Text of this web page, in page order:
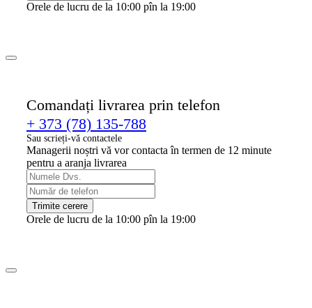
Orele de lucru de la 10:00 pîn la 19:00
Comandați livrarea prin telefon
+ 373 (78) 135-788
Sau scrieți-vă contactele
Managerii noștri vă vor contacta în termen de 12 minute
pentru a aranja livrarea
Trimite cerere
Orele de lucru de la 10:00 pîn la 19:00